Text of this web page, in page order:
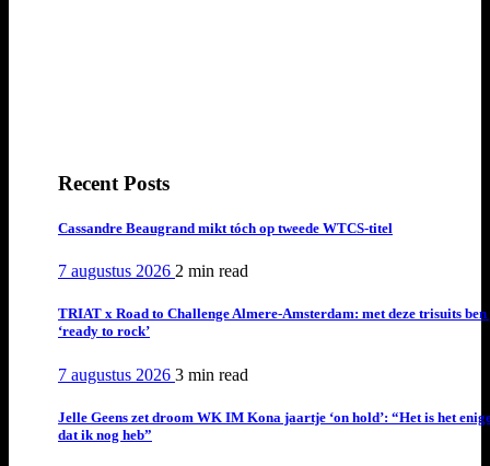
Recent Posts
Cassandre Beaugrand mikt tóch op tweede WTCS-titel
7 augustus 2026 2 min read
TRIAT x Road to Challenge Almere-Amsterdam: met deze trisuits ben
‘ready to rock’
7 augustus 2026 3 min read
Jelle Geens zet droom WK IM Kona jaartje ‘on hold’: “Het is het
dat ik nog heb”